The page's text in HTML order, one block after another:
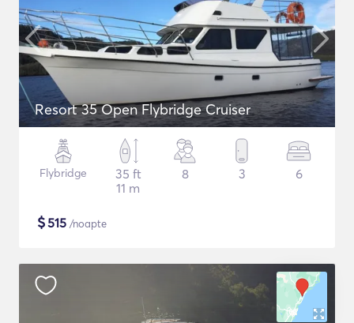
Resort 35 Open Flybridge Cruiser
Flybridge
35 ft
11 m
8 3 6
$515 /noapte